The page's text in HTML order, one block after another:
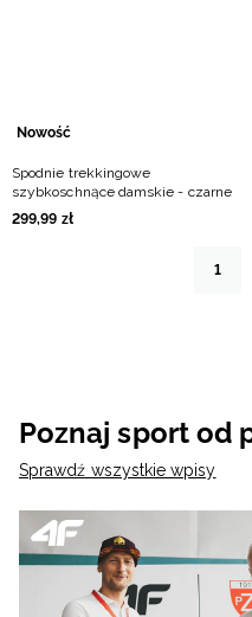
Nowość
Spodnie trekkingowe
szybkoschnące damskie - czarne
299,99 zł
1
Poznaj sport od
Sprawdź wszystkie wpisy